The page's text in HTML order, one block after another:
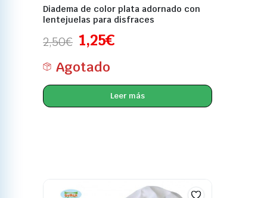
Diadema de color plata adornado con
lentejuelas para disfraces
2,50€ 1,25€
Agotado
Leer más